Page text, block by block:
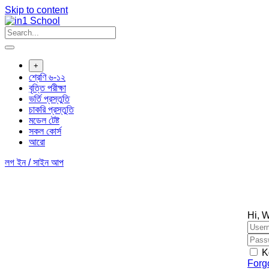
Skip to content
+
শ্রেণি ৬-১২
বৃত্তি পরীক্ষা
ভর্তি প্রস্তুতি
চাকরি প্রস্তুতি
মডেল টেষ্ট
সকল কোর্স
আরো
লগ ইন / সাইন আপ
Hi,